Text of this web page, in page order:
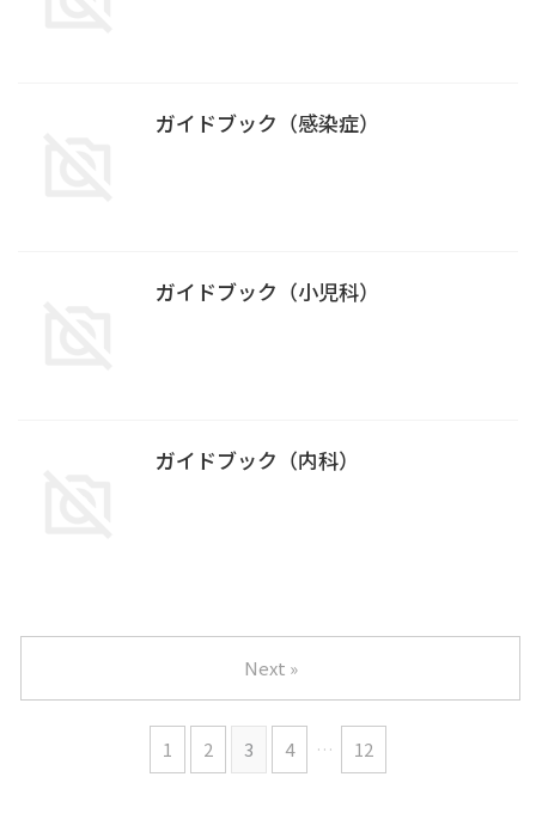
ガイドブック（感染症）
ガイドブック（小児科）
ガイドブック（内科）
1 2 3 4 … 12
Next »